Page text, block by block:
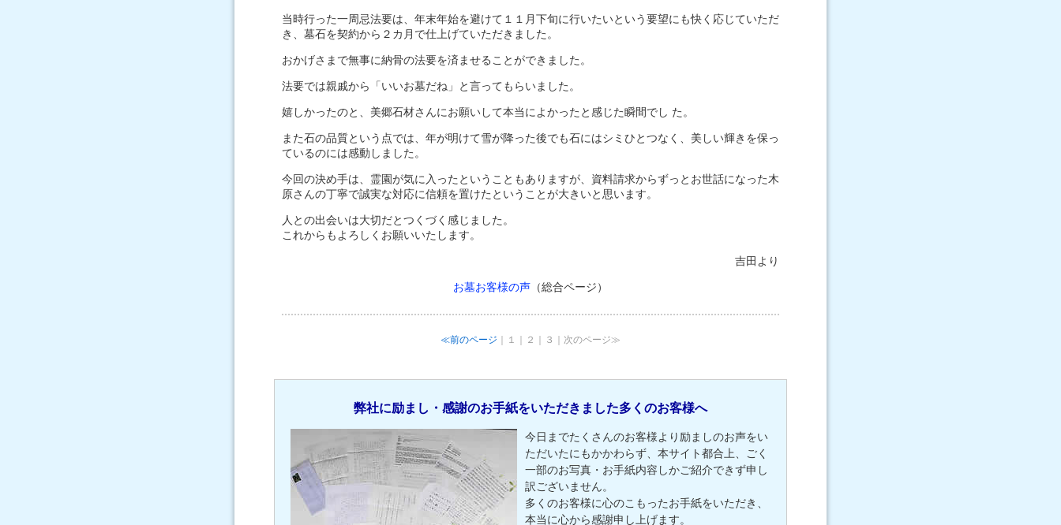
当時行った一周忌法要は、年末年始を避けて１１月下旬に行いたいという要望にも快く応じていただ
き、墓石を契約から２カ月で仕上げていただきました。
おかげさまで無事に納骨の法要を済ませることができました。
法要では親戚から「いいお墓だね」と言ってもらいました。
嬉しかったのと、美郷石材さんにお願いして本当によかったと感じた瞬間でし た。
また石の品質という点では、年が明けて雪が降った後でも石にはシミひとつなく、美しい輝きを保っ
ているのには感動しました。
今回の決め手は、霊園が気に入ったということもありますが、資料請求からずっとお世話になった木
原さんの丁寧で誠実な対応に信頼を置けたということが大きいと思います。
人との出会いは大切だとつくづく感じました。
これからもよろしくお願いいたします。
吉田より
お墓お客様の声 （総合ページ）
≪前のページ ｜１｜２｜３｜次のページ≫
弊社に励まし・感謝のお手紙をいただきました多くのお客様へ
今日までたくさんのお客様より励ましのお声をい
ただいたにもかかわらず、本サイト都合上、ごく
一部のお写真・お手紙内容しかご紹介できず申し
訳ございません。
多くのお客様に心のこもったお手紙をいただき、
本当に心から感謝申し上げます。